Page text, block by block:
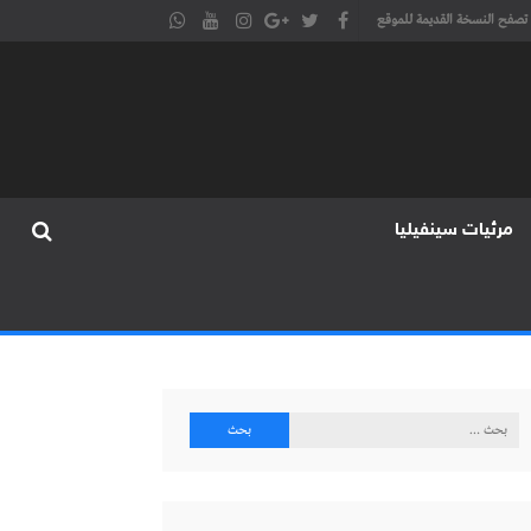
تصفح النسخة القديمة للموقع
مرئيات سينفيليا
البحث